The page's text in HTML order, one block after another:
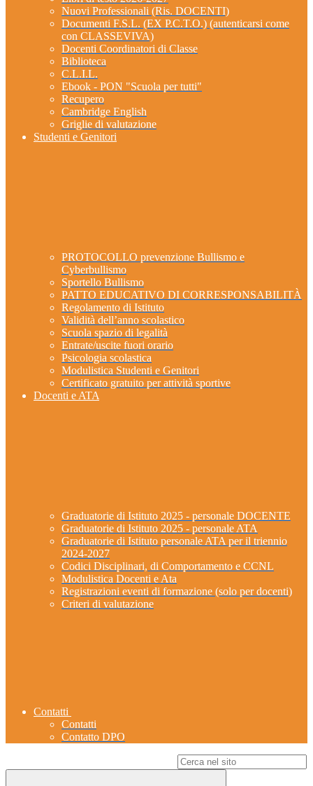
Nuovi Professionali (Ris. DOCENTI)
Documenti F.S.L. (EX P.C.T.O.) (autenticarsi come
con CLASSEVIVA)
Docenti Coordinatori di Classe
Biblioteca
C.L.I.L.
Ebook - PON "Scuola per tutti"
Recupero
Cambridge English
Griglie di valutazione
Studenti e Genitori
PROTOCOLLO prevenzione Bullismo e
Cyberbullismo
Sportello Bullismo
PATTO EDUCATIVO DI CORRESPONSABILITÀ
Regolamento di Istituto
Validità dell’anno scolastico
Scuola spazio di legalità
Entrate/uscite fuori orario
Psicologia scolastica
Modulistica Studenti e Genitori
Certificato gratuito per attività sportive
Docenti e ATA
Graduatorie di Istituto 2025 - personale DOCENTE
Graduatorie di Istituto 2025 - personale ATA
Graduatorie di Istituto personale ATA per il triennio
2024-2027
Codici Disciplinari, di Comportamento e CCNL
Modulistica Docenti e Ata
Registrazioni eventi di formazione (solo per docenti)
Criteri di valutazione
Contatti
Contatti
Contatto DPO